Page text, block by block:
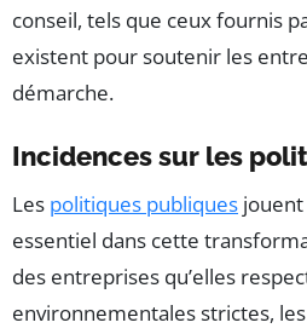
conseil, tels que ceux fournis
existent pour soutenir les
démarche.
Incidences sur les
Les politiques publiques
essentiel dans cette
des entreprises qu’elles
environnementales strictes,